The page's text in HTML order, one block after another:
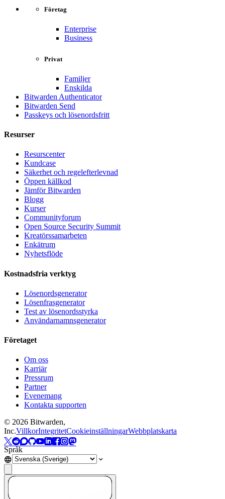
Företag
Enterprise
Business
Privat
Familjer
Enskilda
Bitwarden Authenticator
Bitwarden Send
Passkeys och lösenordsfritt
Resurser
Resurscenter
Kundcase
Säkerhet och regelefterlevnad
Öppen källkod
Jämför Bitwarden
Blogg
Kurser
Communityforum
Open Source Security Summit
Kreatörssamarbeten
Enkätrum
Nyhetsflöde
Kostnadsfria verktyg
Lösenordsgenerator
Lösenfrasgenerator
Test av lösenordsstyrka
Användarnamnsgenerator
Företaget
Om oss
Karriär
Pressrum
Partner
Evenemang
Kontakta supporten
© 2026 Bitwarden,
Inc.VillkorIntegritetCookieinställningarWebbplatskarta
Språk